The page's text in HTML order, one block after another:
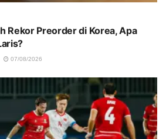
Rekor Preorder di Korea, Apa
07/08/2026